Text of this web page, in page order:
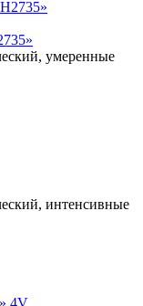
умеренные
интенсивные